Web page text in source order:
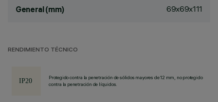
General (mm) 69x69x111
RENDIMIENTO TÉCNICO
Protegido contra la penetración de sólidos mayores de 12 mm, no protegido
contra la penetración de líquidos.